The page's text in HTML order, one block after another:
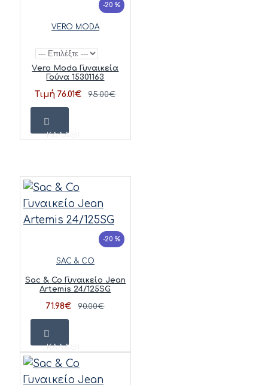
-20 %
VERO MODA
Vero Moda Γυναικεία
Γούνα 15301163
Τιμή 76.01€ 95.00€
ΚΑΛΆΘΙ
-20 %
SAC & CO
Sac & Co Γυναικείο Jean
Artemis 24/125SG
71.98€ 90.00€
ΚΑΛΆΘΙ